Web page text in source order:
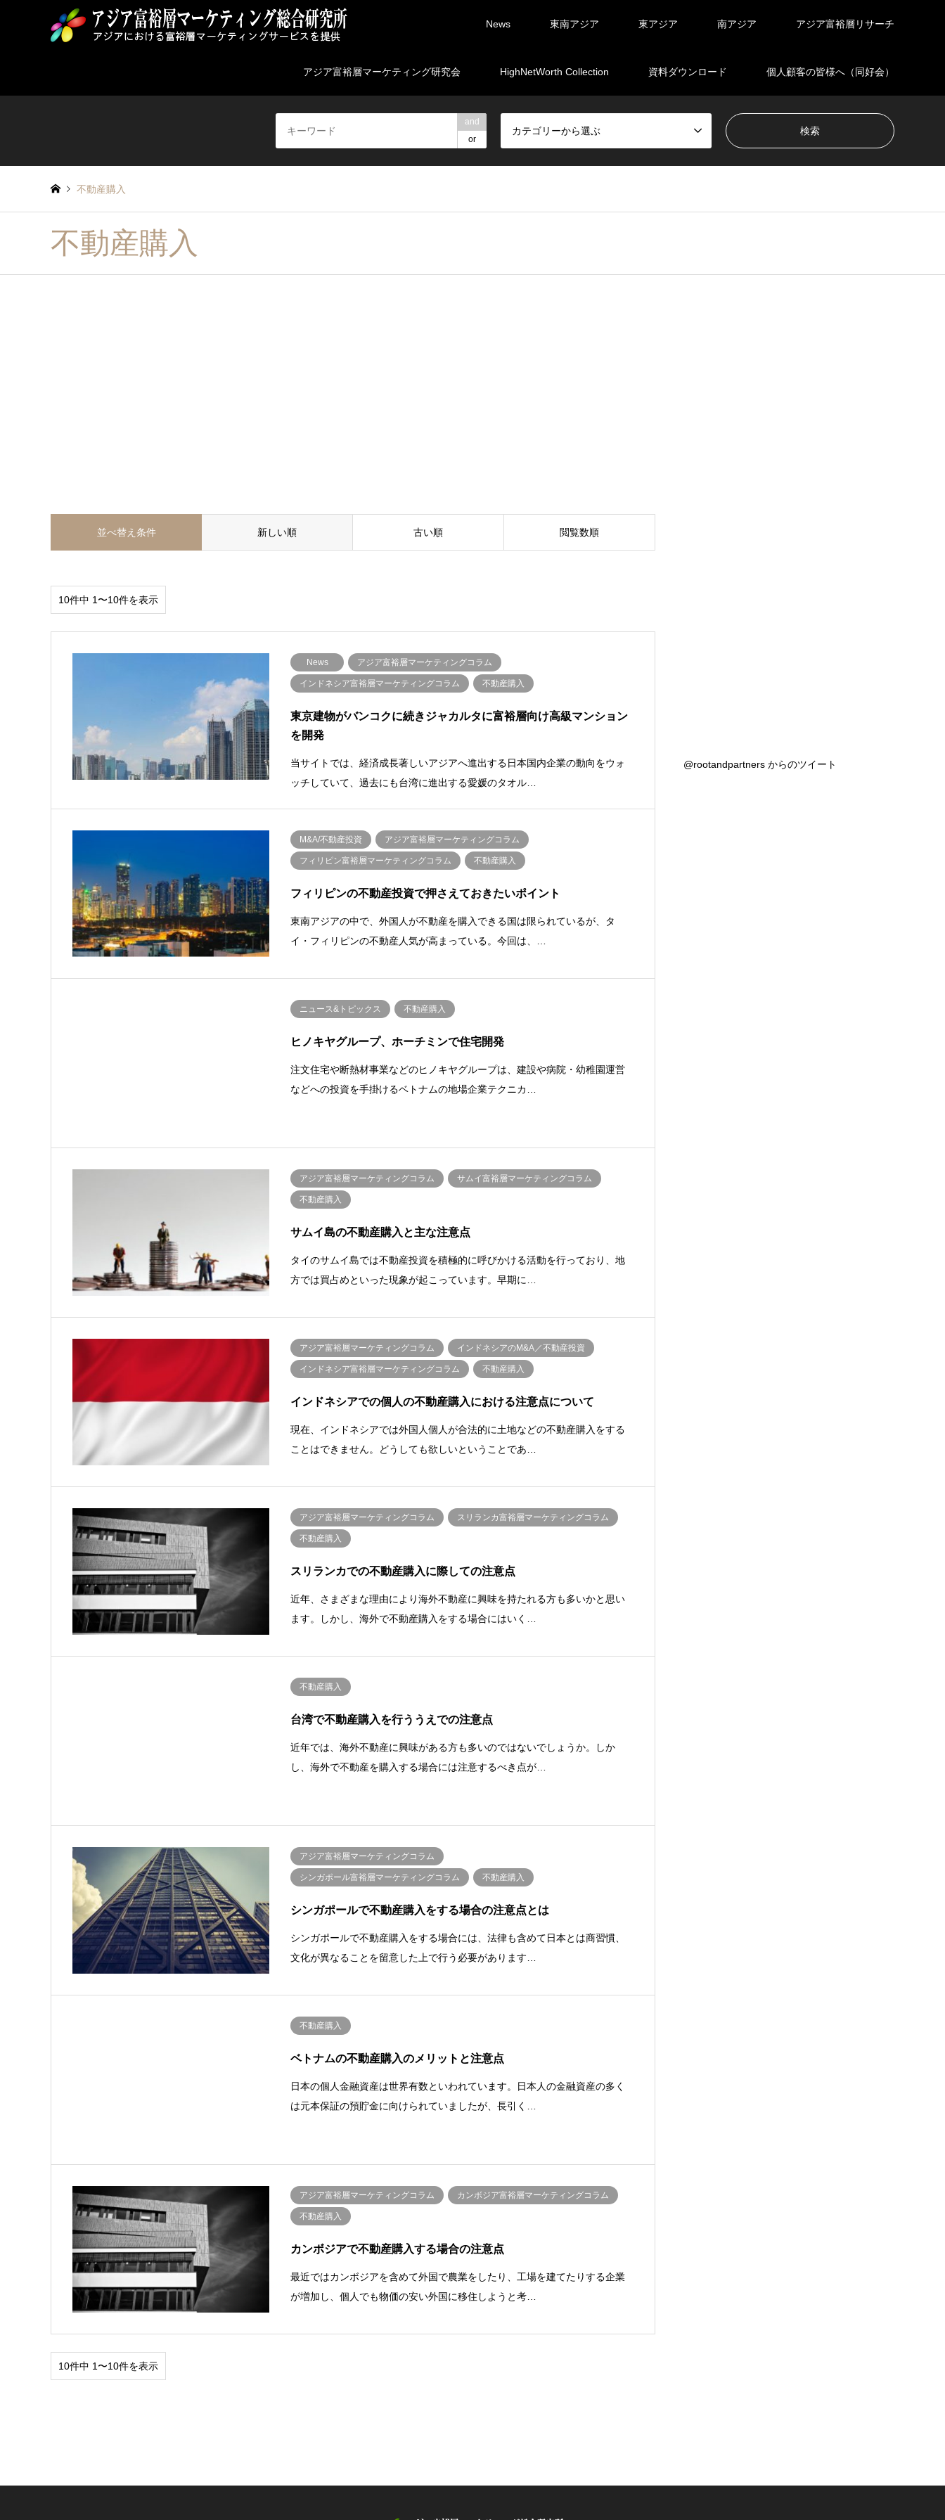
News 東南アジア 東アジア 南アジア アジア富裕層リサーチ
アジア富裕層マーケティング研究会 HighNetWorth Collection 資料ダウンロード 個人顧客の皆様へ（同好会）
and
or
カテゴリーから選ぶ
不動産購入
不動産購入
並べ替え条件 新しい順 古い順 閲覧数順
10件中 1〜10件を表示
News アジア富裕層マーケティングコラム
インドネシア富裕層マーケティングコラム 不動産購入
東京建物がバンコクに続きジャカルタに富裕層向け高級マンション
を開発
当サイトでは、経済成長著しいアジアへ進出する日本国内企業の動向をウォ
ッチしていて、過去にも台湾に進出する愛媛のタオル…
M&A/不動産投資 アジア富裕層マーケティングコラム
フィリピン富裕層マーケティングコラム 不動産購入
フィリピンの不動産投資で押さえておきたいポイント
東南アジアの中で、外国人が不動産を購入できる国は限られているが、タ
イ・フィリピンの不動産人気が高まっている。今回は、…
ニュース&トピックス 不動産購入
ヒノキヤグループ、ホーチミンで住宅開発
注文住宅や断熱材事業などのヒノキヤグループは、建設や病院・幼稚園運営
などへの投資を手掛けるベトナムの地場企業テクニカ…
アジア富裕層マーケティングコラム サムイ富裕層マーケティングコラム
不動産購入
サムイ島の不動産購入と主な注意点
タイのサムイ島では不動産投資を積極的に呼びかける活動を行っており、地
方では買占めといった現象が起こっています。早期に…
アジア富裕層マーケティングコラム インドネシアのM&A／不動産投資
インドネシア富裕層マーケティングコラム 不動産購入
インドネシアでの個人の不動産購入における注意点について
現在、インドネシアでは外国人個人が合法的に土地などの不動産購入をする
ことはできません。どうしても欲しいということであ…
アジア富裕層マーケティングコラム スリランカ富裕層マーケティングコラム
不動産購入
スリランカでの不動産購入に際しての注意点
近年、さまざまな理由により海外不動産に興味を持たれる方も多いかと思い
ます。しかし、海外で不動産購入をする場合にはいく…
不動産購入
台湾で不動産購入を行ううえでの注意点
近年では、海外不動産に興味がある方も多いのではないでしょうか。しか
し、海外で不動産を購入する場合には注意するべき点が…
アジア富裕層マーケティングコラム
シンガポール富裕層マーケティングコラム 不動産購入
シンガポールで不動産購入をする場合の注意点とは
シンガポールで不動産購入をする場合には、法律も含めて日本とは商習慣、
文化が異なることを留意した上で行う必要があります…
不動産購入
ベトナムの不動産購入のメリットと注意点
日本の個人金融資産は世界有数といわれています。日本人の金融資産の多く
は元本保証の預貯金に向けられていましたが、長引く…
アジア富裕層マーケティングコラム カンボジア富裕層マーケティングコラム
不動産購入
カンボジアで不動産購入する場合の注意点
最近ではカンボジアを含めて外国で農業をしたり、工場を建てたりする企業
が増加し、個人でも物価の安い外国に移住しようと考…
10件中 1〜10件を表示
@rootandpartners からのツイート